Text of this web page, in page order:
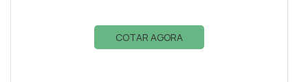
COTAR AGORA